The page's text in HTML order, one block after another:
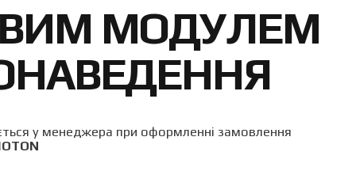
МОДУЛЕМ
у менеджера при оформленні замовлення